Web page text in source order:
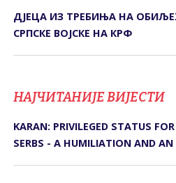
ДЈЕЦА ИЗ ТРЕБИЊА НА
СРПСКЕ ВОЈСКЕ НА КРФ
НАЈЧИТАНИЈЕ ВИЈЕСТИ
KARAN: PRIVILEGED STATUS
SERBS - A HUMILIATION AND AN